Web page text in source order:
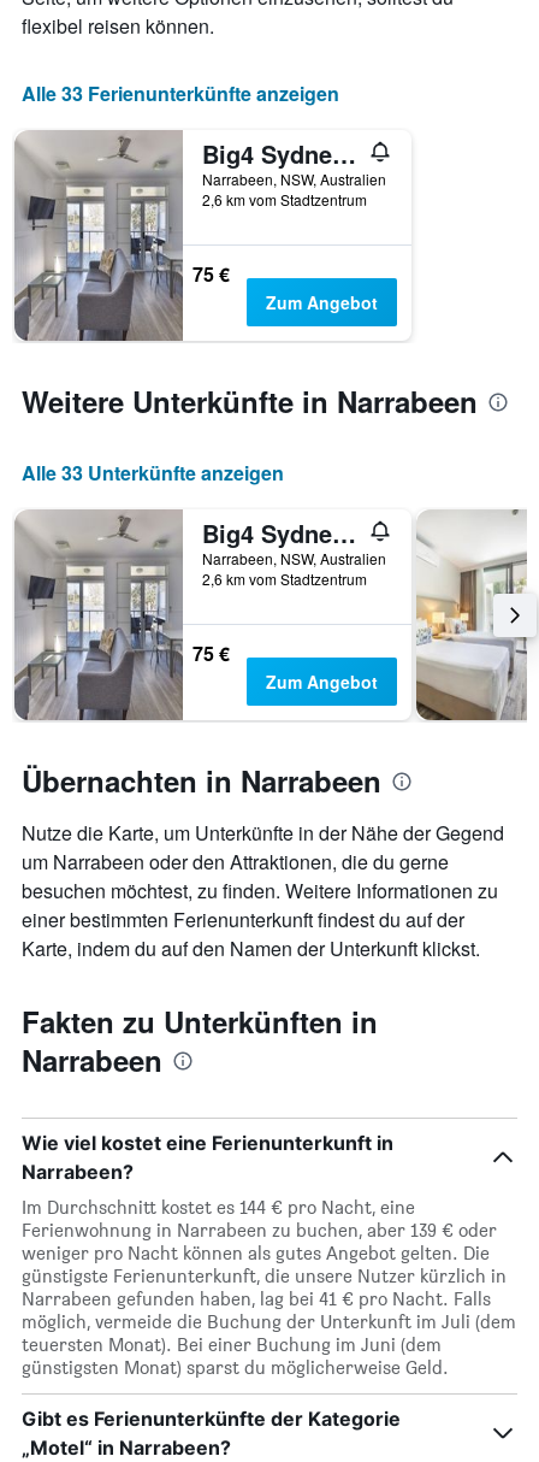
Wochentage
anzeigt.
hat
Achse,
den
durchschnittlichen
Zimmerpreis
anzeigt.
flexibel reisen können.
Alle 33 Ferienunterkünfte anzeigen
Big4 Sydney Lakeside Holiday Park
Narrabeen, NSW, Australien
2,6 km vom Stadtzentrum
75 €
Zum Angebot
Weitere Unterkünfte in Narrabeen
Alle 33 Unterkünfte anzeigen
Big4 Sydney Lakeside Holiday Park
Narrabeen, NSW, Australien
2,6 km vom Stadtzentrum
75 €
Zum Angebot
Übernachten in Narrabeen
Nutze die Karte, um Unterkünfte in der Nähe der Gegend
um Narrabeen oder den Attraktionen, die du gerne
besuchen möchtest, zu finden. Weitere Informationen zu
einer bestimmten Ferienunterkunft findest du auf der
Karte, indem du auf den Namen der Unterkunft klickst.
Fakten zu Unterkünften in
Narrabeen
Wie viel kostet eine Ferienunterkunft in
Narrabeen?
Im Durchschnitt kostet es 144 € pro Nacht, eine
Ferienwohnung in Narrabeen zu buchen, aber 139 € oder
weniger pro Nacht können als gutes Angebot gelten. Die
günstigste Ferienunterkunft, die unsere Nutzer kürzlich in
Narrabeen gefunden haben, lag bei 41 € pro Nacht. Falls
möglich, vermeide die Buchung der Unterkunft im Juli (dem
teuersten Monat). Bei einer Buchung im Juni (dem
günstigsten Monat) sparst du möglicherweise Geld.
Gibt es Ferienunterkünfte der Kategorie
„Motel“ in Narrabeen?